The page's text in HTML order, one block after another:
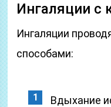
Ингаляции с
Ингаляции
способами:
Вдыхание